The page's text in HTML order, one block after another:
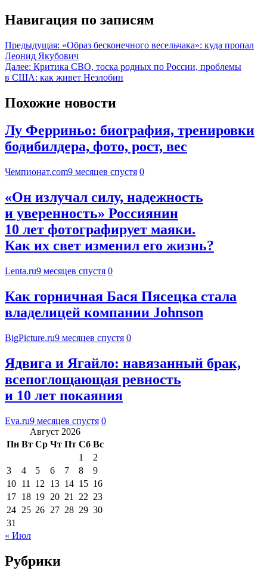
Навигация по записям
Предыдущая: «Образ бесконечного весельчака»: куда пропал
Леонид Якубович
Далее: Критика СВО, тоска родных по России, проблемы
в США: как живет Незлобин
Похожие новости
Лу Ферриньо: биография, тренировки
бодибилдера, фото, рост, вес
Чемпионат.com9 месяцев спустя 0
«Он излучал силу, надежность
и уверенность» Россиянин
10 лет фотографирует маяки.
Как их свет изменил его жизнь?
Lenta.ru9 месяцев спустя 0
Как горничная Бася Пясецка стала
владелицей компании Johnson
BigPicture.ru9 месяцев спустя 0
Ядвига и Ягайло: навязанный брак,
всепоглощающая ревность
и 10 лет покаяния
Eva.ru9 месяцев спустя 0
Август 2026
Пн Вт Ср Чт Пт Сб Вс
1
2
3
4 5 6 7 8
9
10 11 12 13 14 15 16
17 18 19 20 21 22 23
24 25 26 27 28 29 30
31
« Июл
Рубрики